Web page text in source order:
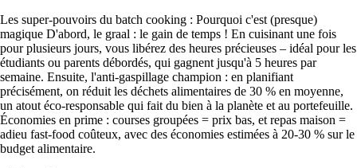
Les super-pouvoirs du batch cooking : Pourquoi c'est (presque)
magique D'abord, le graal : le gain de temps ! En cuisinant une fois
pour plusieurs jours, vous libérez des heures précieuses – idéal pour les
étudiants ou parents débordés, qui gagnent jusqu'à 5 heures par
semaine. Ensuite, l'anti-gaspillage champion : en planifiant
précisément, on réduit les déchets alimentaires de 30 % en moyenne,
un atout éco-responsable qui fait du bien à la planète et au portefeuille.
Économies en prime : courses groupées = prix bas, et repas maison =
adieu fast-food coûteux, avec des économies estimées à 20-30 % sur le
budget alimentaire.